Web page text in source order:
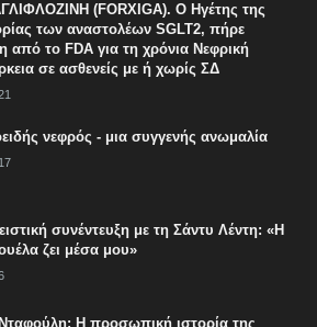
(FORXIGA). Ο Ηγέτης της
των αναστολέων SGLT2, πήρε
από το FDA για τη χρόνια Νεφρική
σε ασθενείς με ή χωρίς ΣΔ
νεφρός - μια συγγενής ανωμαλία
συνέντευξη με τη Σάντυ Λέντη: «Η
ζει μέσα μου»
Η προσωπική ιστορία της